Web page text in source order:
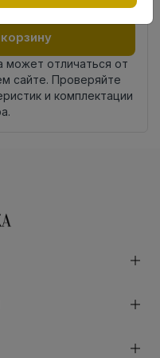
может отличаться от
сайте. Проверяйте
и комплектации